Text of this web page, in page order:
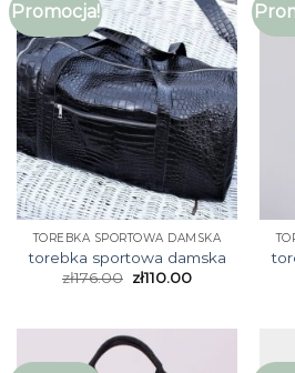
Promocja!
TOREBKA SPORTOWA DAMSKA
torebka sportowa damska
zł176.00 zł110.00